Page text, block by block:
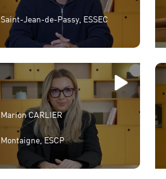
Saint-Jean-de-Passy, ESSEC
Marion CARLIER
Montaigne, ESCP